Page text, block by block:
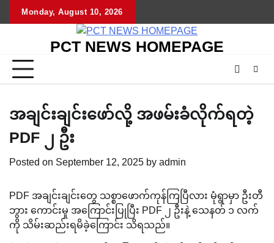
Monday, August 10, 2026
PCT NEWS HOMEPAGE
အချင်းချင်းဖော်လို့ အဖမ်းခံလိုက်ရတဲ့
PDF ၂ ဦး
Posted on September 12, 2025 by admin
PDF အချင်းချင်းတွေ သစ္စာဖောက်ကုန်ကြပြီလား မုံရွာမှာ ဦးတီ
ဘွား ကောင်းမှု အကြောင်းပြုပြီး PDF ၂ ဦးနဲ့ သေနတ် ၁ လက်
ကို သိမ်းဆည်းရမိခဲ့ကြောင်း သိရသည်။